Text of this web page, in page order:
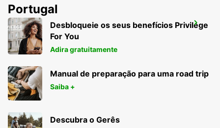
MILÃO VIALE UMBRIA
MILANO - ITALY
Portugal
Desbloqueie os seus benefícios Privilege
For You
Adira gratuitamente
Manual de preparação para uma road trip
Saiba +
Descubra o Gerês